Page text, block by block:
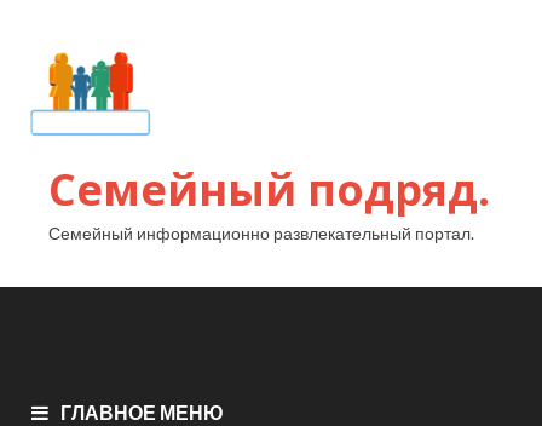
Семейный подряд.
Семейный информационно развлекательный портал.
ГЛАВНОЕ МЕНЮ